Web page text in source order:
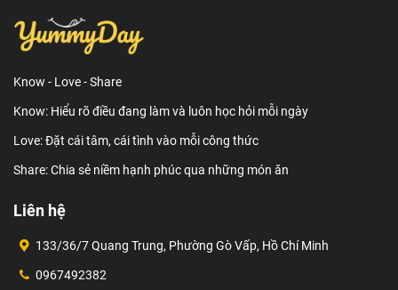
Know - Love - Share
Know: Hiểu rõ điều đang làm và luôn học hỏi mỗi ngày
Love: Đặt cái tâm, cái tình vào mỗi công thức
Share: Chia sẻ niềm hạnh phúc qua những món ăn
Liên hệ
133/36/7 Quang Trung, Phường Gò Vấp, Hồ Chí Minh
0967492382